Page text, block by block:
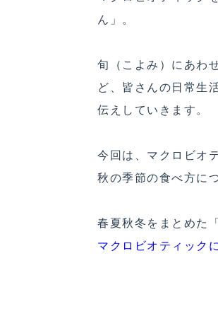
ん」。
旬（こよみ）にあわ
ど、皆さんの日常生
伝えしていきます。
今回は、マクロビオ
秋の季節の食べ方に
春夏秋冬をまとめた
マクロビオティック